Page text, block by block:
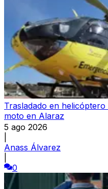
Trasladado en
moto en Alaraz
5 ago 2026
Anass Álvarez
0